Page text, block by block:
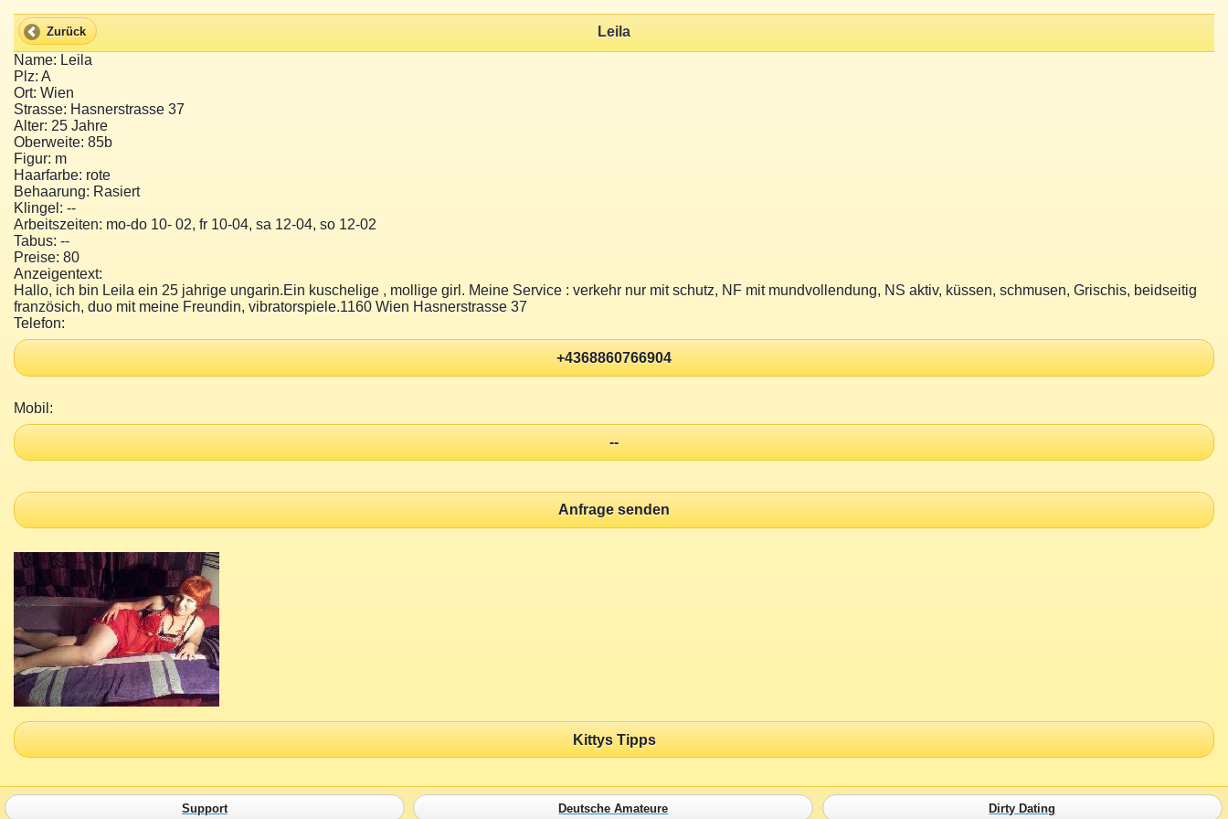
Zurück
Leila
Name: Leila
Plz: A
Ort: Wien
Strasse: Hasnerstrasse 37
Alter: 25 Jahre
Oberweite: 85b
Figur: m
Haarfarbe: rote
Behaarung: Rasiert
Klingel: --
Arbeitszeiten: mo-do 10- 02, fr 10-04, sa 12-04, so 12-02
Tabus: --
Preise: 80
Anzeigentext:
Hallo, ich bin Leila ein 25 jahrige ungarin.Ein kuschelige , mollige girl. Meine Service : verkehr nur mit schutz, NF mit mundvollendung, NS aktiv, küssen, schmusen, Grischis, beidseitig
französich, duo mit meine Freundin, vibratorspiele.1160 Wien Hasnerstrasse 37
Telefon:
+4368860766904
Mobil:
--
Anfrage senden
Kittys Tipps
Support Deutsche Amateure Dirty Dating